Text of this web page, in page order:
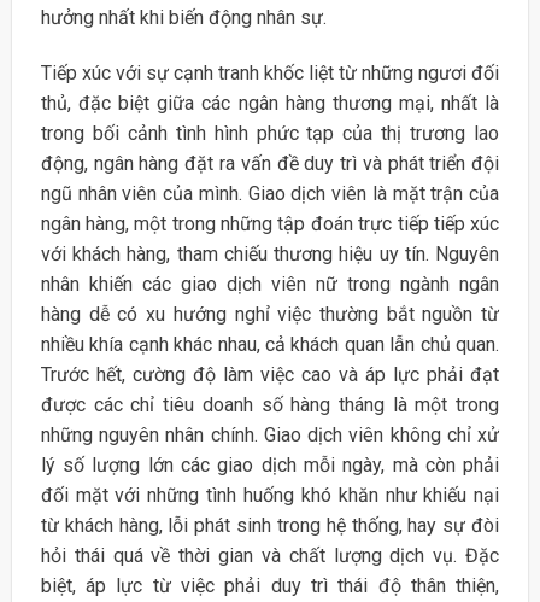
hưởng nhất khi biến động nhân sự.
Tiếp xúc với sự cạnh tranh khốc liệt từ những ngươi đối
thủ, đặc biệt giữa các ngân hàng thương mại, nhất là
trong bối cảnh tình hình phức tạp của thị trương lao
động, ngân hàng đặt ra vấn đề duy trì và phát triển đội
ngũ nhân viên của mình. Giao dịch viên là mặt trận của
ngân hàng, một trong những tập đoán trực tiếp tiếp xúc
với khách hàng, tham chiếu thương hiệu uy tín. Nguyên
nhân khiến các giao dịch viên nữ trong ngành ngân
hàng dễ có xu hướng nghỉ việc thường bắt nguồn từ
nhiều khía cạnh khác nhau, cả khách quan lẫn chủ quan.
Trước hết, cường độ làm việc cao và áp lực phải đạt
được các chỉ tiêu doanh số hàng tháng là một trong
những nguyên nhân chính. Giao dịch viên không chỉ xử
lý số lượng lớn các giao dịch mỗi ngày, mà còn phải
đối mặt với những tình huống khó khăn như khiếu nại
từ khách hàng, lỗi phát sinh trong hệ thống, hay sự đòi
hỏi thái quá về thời gian và chất lượng dịch vụ. Đặc
biệt, áp lực từ việc phải duy trì thái độ thân thiện,